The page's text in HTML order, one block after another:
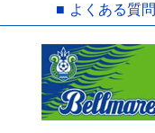
よくある質問